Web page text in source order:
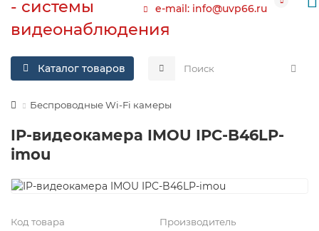
e-mail: info@uvp66.ru
Каталог товаров
Беспроводные Wi-Fi камеры
IP-видеокамера IMOU IPC-B46LP-
imou
Код товара Производитель